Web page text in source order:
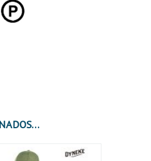
PRODUCTOS RELACIONADOS